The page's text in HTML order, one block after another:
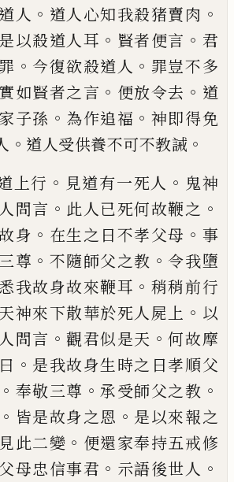
人 。 道人心知我殺猪賣肉 。
是以殺道人耳 。 賢者便言 。 君
。 今復欲殺道人 。 罪豈不多
如賢者之言 。 便放令去 。 道
子孫 。 為作追福 。 神即得免
。 道人受供養不可不教誡 。
上行 。 見道有一死人 。 鬼神
問言 。 此人已死何故鞭之 。
身 。 在生之日不孝父母 。 事
尊 。 不隨師父之教 。令我墮
悉我故身故來鞭耳 。 稍稍前行
天神來下散華於死人屍上 。 以
問言 。觀君似是天 。何故摩
。 是我故身生時之日孝順父
。 奉敬三尊 。承受師父之教 。
。 皆是故身之恩 。 是以來報之
此二變 。 便還家奉持五戒修
母忠信事君 。 示語後世人 。